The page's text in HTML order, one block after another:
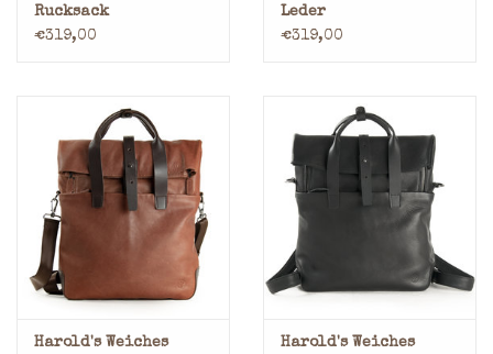
Rucksack
Umhängetasche
€319,00
Leder
Handverarbeitete
€319,00
Harold's Weiches
Harold's Weiches